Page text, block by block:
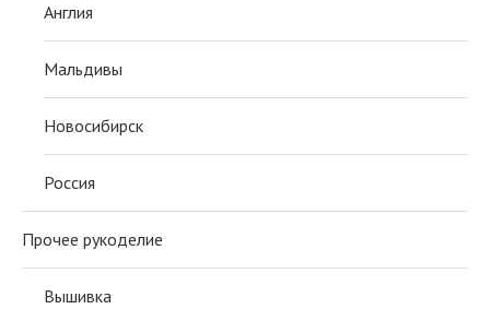
Англия
Мальдивы
Новосибирск
Россия
Прочее рукоделие
Вышивка